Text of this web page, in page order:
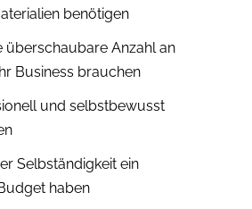
benötigen
überschaubare Anzahl an
Business brauchen
und selbstbewusst
Selbständigkeit ein
haben